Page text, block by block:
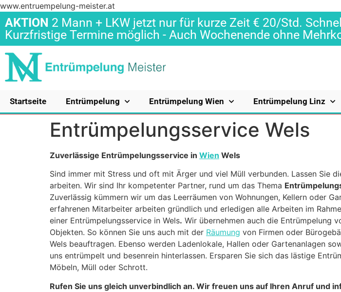
www.entruempelung-meister.at
AKTION 2 Mann + LKW jetzt nur für kurze Zeit € 20/Std.
Kurzfristige Termine möglich - Auch Wochenende ohne
Startseite Entrümpelung Entrümpelung Wien Entrümpelung Linz
Entrümpelungsservice Wels
Zuverlässige Entrümpelungsservice in Wien Wels
Sind immer mit Stress und oft mit Ärger und viel Müll verbunden. Lassen Sie
arbeiten. Wir sind Ihr kompetenter Partner, rund um das Thema
Zuverlässig kümmern wir um das Leerräumen von Wohnungen, Kellern oder
erfahrenen Mitarbeiter arbeiten gründlich und erledigen alle Arbeiten im
einer Entrümpelungsservice in Wels. Wir übernehmen auch die Entrümpelung
Objekten. So können Sie uns auch mit der Räumung von Firmen oder
Wels beauftragen. Ebenso werden Ladenlokale, Hallen oder Gartenanlagen
uns entrümpelt und besenrein hinterlassen. Ersparen Sie sich das lästige
Möbeln, Müll oder Schrott.
Rufen Sie uns gleich unverbindlich an. Wir freuen uns auf Ihren Anruf und